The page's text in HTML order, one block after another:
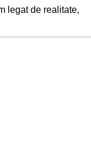
legat de realitate,